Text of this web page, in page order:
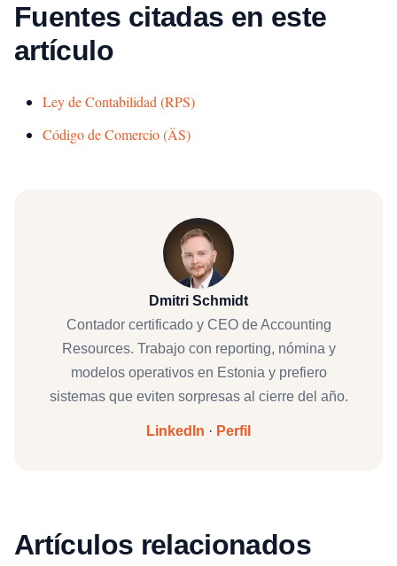
Fuentes citadas en este
artículo
Ley de Contabilidad (RPS)
Código de Comercio (ÄS)
Dmitri Schmidt
Contador certificado y CEO de Accounting
Resources. Trabajo con reporting, nómina y
modelos operativos en Estonia y prefiero
sistemas que eviten sorpresas al cierre del año.
LinkedIn · Perfil
Artículos relacionados